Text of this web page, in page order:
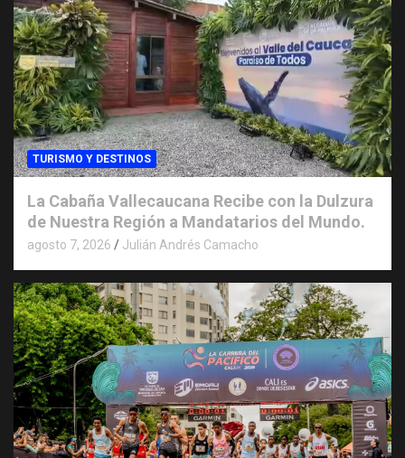
TURISMO Y DESTINOS
La Cabaña Vallecaucana Recibe con la Dulzura
de Nuestra Región a Mandatarios del Mundo.
agosto 7, 2026 Julián Andrés Camacho